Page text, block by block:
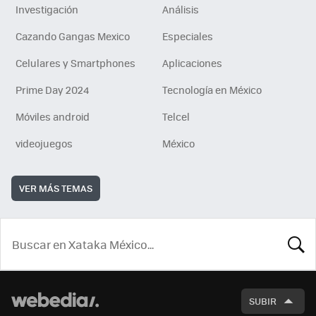
Investigación
Análisis
Cazando Gangas Mexico
Especiales
Celulares y Smartphones
Aplicaciones
Prime Day 2024
Tecnología en México
Móviles android
Telcel
videojuegos
México
VER MÁS TEMAS
SUBIR